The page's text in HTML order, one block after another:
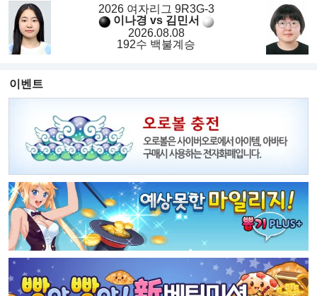
2026 여자리그 9R3G-3
이나경 vs 김민서
2026.08.08
192수 백불계승
이벤트